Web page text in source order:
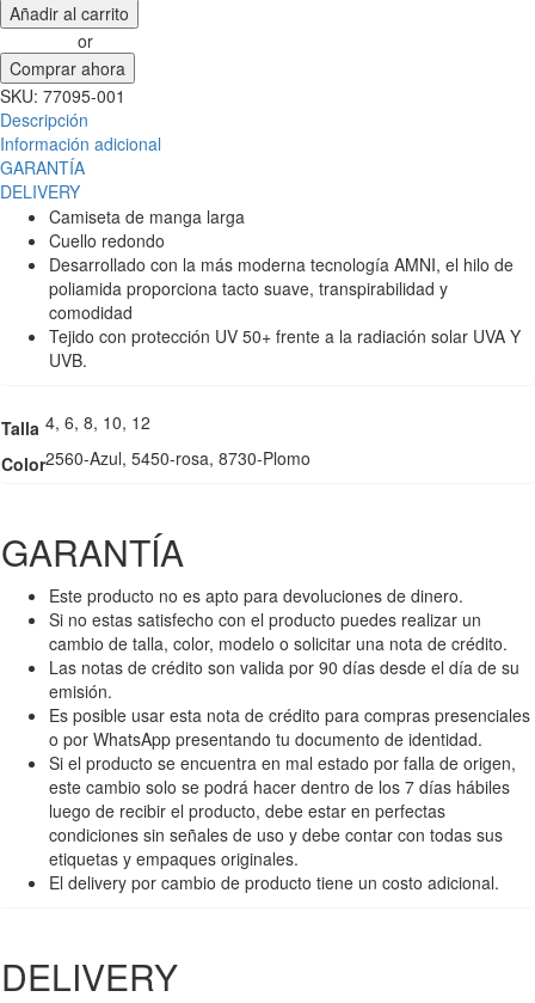
Añadir al carrito
or
Comprar ahora
SKU: 77095-001
Descripción
Información adicional
GARANTÍA
DELIVERY
Camiseta de manga larga
Cuello redondo
Desarrollado con la más moderna tecnología AMNI, el hilo de
poliamida proporciona tacto suave, transpirabilidad y
comodidad
Tejido con protección UV 50+ frente a la radiación solar UVA Y
UVB.
Talla 4, 6, 8, 10, 12
Color2560-Azul, 5450-rosa, 8730-Plomo
GARANTÍA
Este producto no es apto para devoluciones de dinero.
Si no estas satisfecho con el producto puedes realizar un
cambio de talla, color, modelo o solicitar una nota de crédito.
Las notas de crédito son valida por 90 días desde el día de su
emisión.
Es posible usar esta nota de crédito para compras presenciales
o por WhatsApp presentando tu documento de identidad.
Si el producto se encuentra en mal estado por falla de origen,
este cambio solo se podrá hacer dentro de los 7 días hábiles
luego de recibir el producto, debe estar en perfectas
condiciones sin señales de uso y debe contar con todas sus
etiquetas y empaques originales.
El delivery por cambio de producto tiene un costo adicional.
DELIVERY